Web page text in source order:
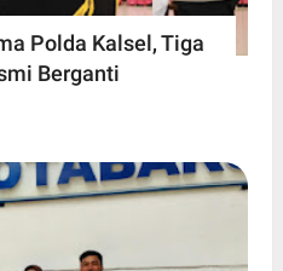
Polda Kalsel, Tiga
Berganti